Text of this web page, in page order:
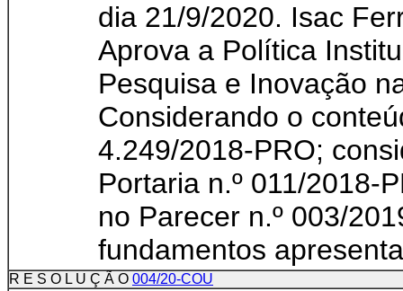
dia 21/9/2020. Isac
Aprova a Política
Pesquisa e Inovação
Considerando o
4.249/2018-PRO;
Portaria n.º 011/2018-
no Parecer n.º 003/
fundamentos
R E S O L U Ç Ã O 004/20-COU